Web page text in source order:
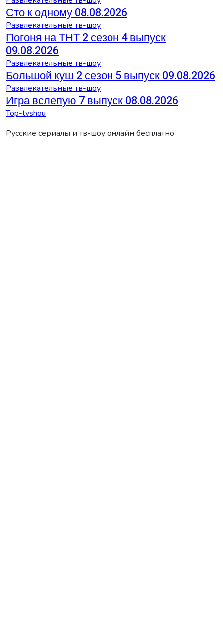
Сто к одному 08.08.2026
Развлекательные тв-шоу
Погоня на ТНТ 2 сезон 4 выпуск
09.08.2026
Развлекательные тв-шоу
Большой куш 2 сезон 5 выпуск 09.08.2026
Развлекательные тв-шоу
Игра вслепую 7 выпуск 08.08.2026
Top-tvshou
Русские сериалы и тв-шоу онлайн бесплатно